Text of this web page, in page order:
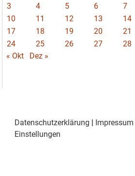
3
4 5 6 7
10
11 12 13 14
17
18 19 20 21
24
25 26 27 28
« Okt
Dez »
Datenschutzerklärung | Impressum
Einstellungen